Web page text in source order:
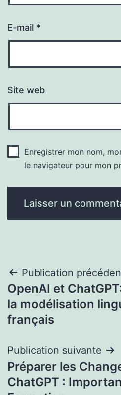
E-mail *
Site web
Enregistrer mon nom,
le navigateur pour mon
Navigation
de
l’article
Publication
OpenAI et
la modélisation
français
Publication suivante
Préparer les
ChatGPT :